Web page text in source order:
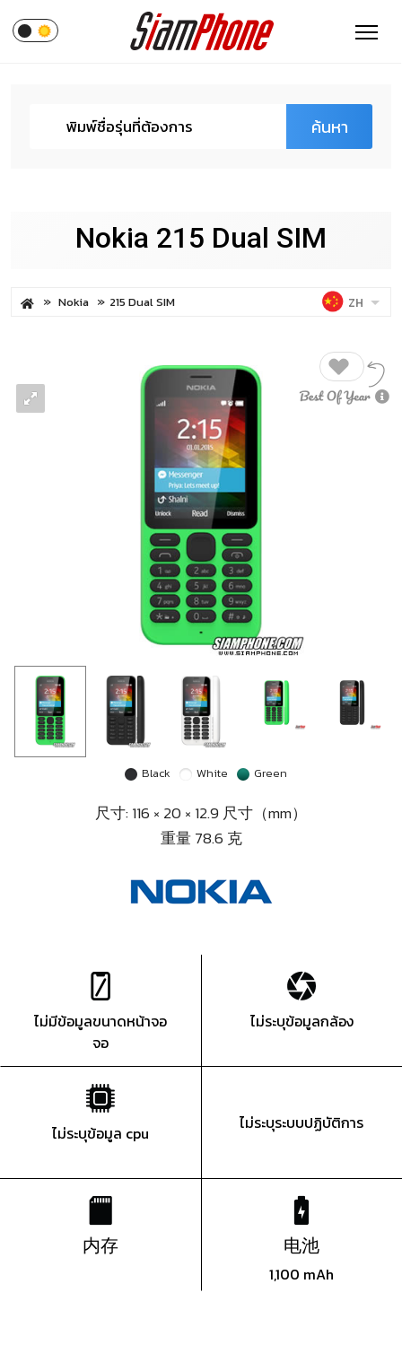
ค้นหา
Nokia 215 Dual SIM
Nokia 215 Dual SIM ZH
Black White Green
尺寸: 116 × 20 × 12.9 尺寸（mm）
重量 78.6 克
ไม่มีข้อมูลขนาดหน้าจอ
จอ
ไม่ระบุข้อมูลกล้อง
ไม่ระบุข้อมูล cpu ไม่ระบุระบบปฏิบัติการ
内存 电池
1,100 mAh